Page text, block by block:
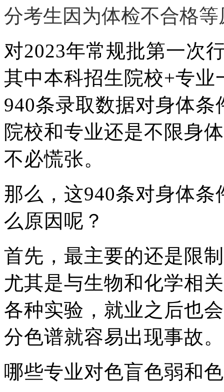
分考生因为体检不合格
对2023年常规批第一次
其中本科招生院校+专业
940条录取数据对身体
院校和专业还是不限身
不必慌张。
那么，这940条对身体
么原因呢？
首先，最主要的还是限
尤其是与生物和化学相
各种实验，就业之后也
分色谱就容易出现事故。
哪些专业对色盲色弱和